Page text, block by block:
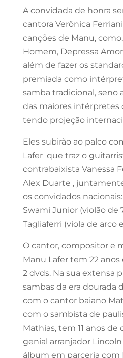
A convidada de honra
cantora Verônica
canções de Manu,
Homem, Depressa
além de fazer os
premiada como
samba tradicional,
das maiores intérpretes
tendo projeção
Eles subirão ao palco
Lafer que traz o
contrabaixista Vanessa
Alex Duarte ,
os convidados nacionais:
Swami Junior (violão de
Tagliaferri (viola de arco
O cantor, compositor e
Manu Lafer tem 22 anos
2 dvds. Na sua extensa
sambas da era dourada
com o cantor baiano
com o sambista de
Mathias, tem 11 anos de
genial arranjador
álbum em parceria com